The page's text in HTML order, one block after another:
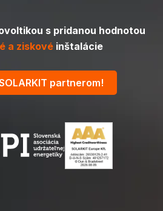
s pridanou hodnotou
a ziskové inštalácie
partnerom!